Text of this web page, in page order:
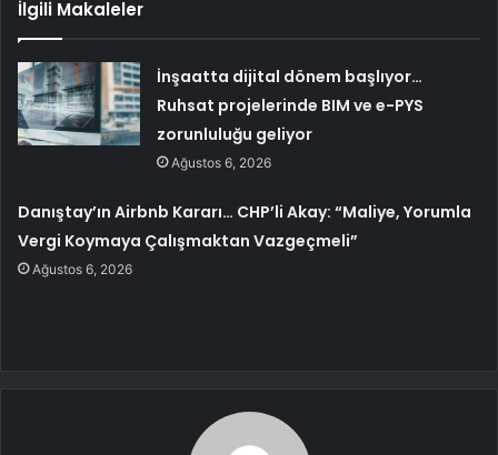
İlgili Makaleler
İnşaatta dijital dönem başlıyor…
Ruhsat projelerinde BIM ve e-PYS
zorunluluğu geliyor
Ağustos 6, 2026
Danıştay’ın Airbnb Kararı… CHP’li Akay: “Maliye, Yorumla
Vergi Koymaya Çalışmaktan Vazgeçmeli”
Ağustos 6, 2026